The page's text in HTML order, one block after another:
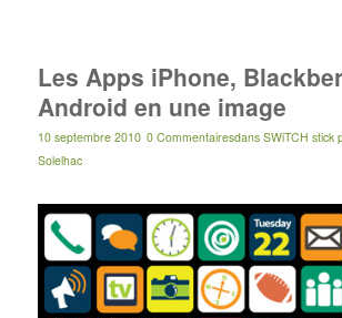
Les Apps iPhone,
Android en une image
10 septembre 2010 0 Commentairesdans SWiTCH stick
Solelhac